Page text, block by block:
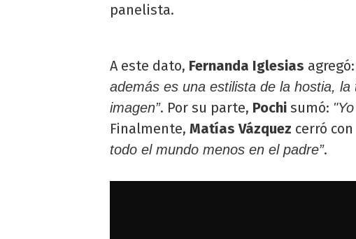
panelista.
A este dato, Fernanda Iglesias agregó:
además es una estilista de la hostia,
imagen”. Por su parte, Pochi sumó:
Finalmente, Matías Vázquez cerró
todo el mundo menos en el padre”.